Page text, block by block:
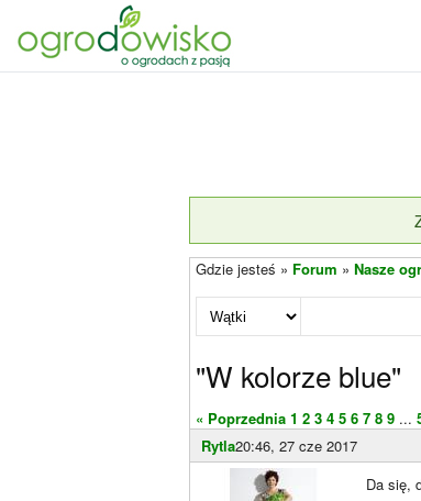
Gdzie jesteś » Forum » Nasze
"W kolorze blue"
« Poprzednia 1 2 3 4 5 6 7 8 9 ...
Rytla20:46, 27 cze 2017
Da się,